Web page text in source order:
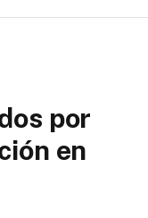
por
en